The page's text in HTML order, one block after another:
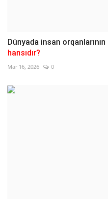
Dünyada insan
hansıdır?
Mar 16, 2026 0